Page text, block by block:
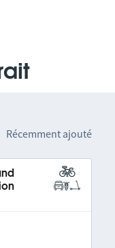
Récemment ajouté